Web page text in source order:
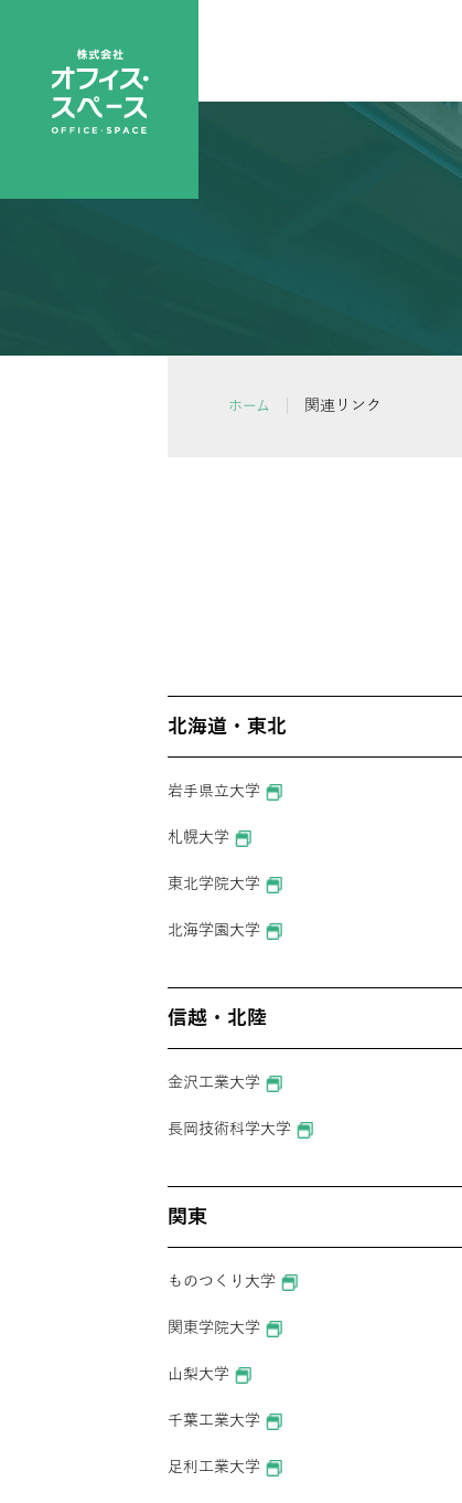
ホーム 関連リンク
北海道・東北
岩手県立大学
札幌大学
東北学院大学
北海学園大学
信越・北陸
金沢工業大学
長岡技術科学大学
関東
ものつくり大学
関東学院大学
山梨大学
千葉工業大学
足利工業大学